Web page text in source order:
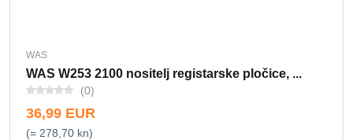
WAS
WAS W253 2100 nositelj registarske pločice, ...
(0)
36,99 EUR
(= 278,70 kn)